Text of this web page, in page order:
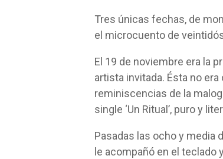
Tres únicas fechas, de
el microcuento de
El 19 de noviembre era la
artista invitada. Ésta no era
reminiscencias de la
single ‘Un Ritual’, puro y
Pasadas las ocho y media
le acompañó en el teclado